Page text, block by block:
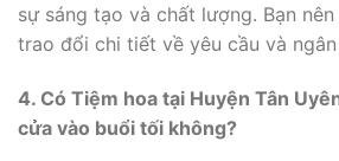
sự sáng tạo và chất lượng. Bạn
trao đổi chi tiết về yêu cầu và
4. Có Tiệm hoa tại Huyện Tân
cửa vào buổi tối không?